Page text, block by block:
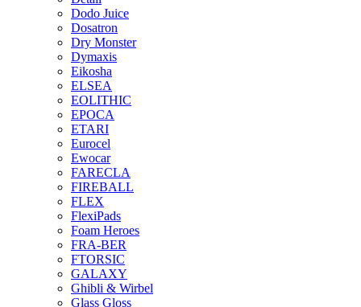
Dodo Juice
Dosatron
Dry Monster
Dymaxis
Eikosha
ELSEA
EOLITHIC
EPOCA
ETARI
Eurocel
Ewocar
FARECLA
FIREBALL
FLEX
FlexiPads
Foam Heroes
FRA-BER
FTORSIC
GALAXY
Ghibli & Wirbel
Glass Gloss